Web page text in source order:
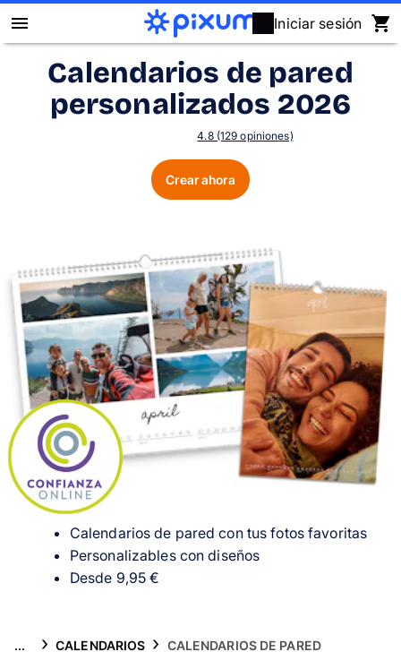
Iniciar sesión
Álbum Digital Pixum
Calendarios
Regalos
Fundas
Tarjetas
Inspiración
Atención al cliente
Calendarios de pared
personalizados 2026
4.8 (129 opiniones)
Calendarios de pared con tus fotos favoritas
Personalizables con diseños
Desde 9,95 €
Crear ahora
... CALENDARIOS CALENDARIOS DE PARED